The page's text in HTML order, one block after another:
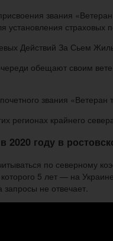
звания
установления
Действий За Сьем
обещают своим
звания «Ветеран
регионах крайнего
2020 году в
по северному
5 лет — на
не отвечает.